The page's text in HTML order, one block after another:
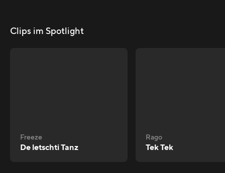
Clips im Spotlight
Freeze
De letschti Tanz
Rago
Tek Tek